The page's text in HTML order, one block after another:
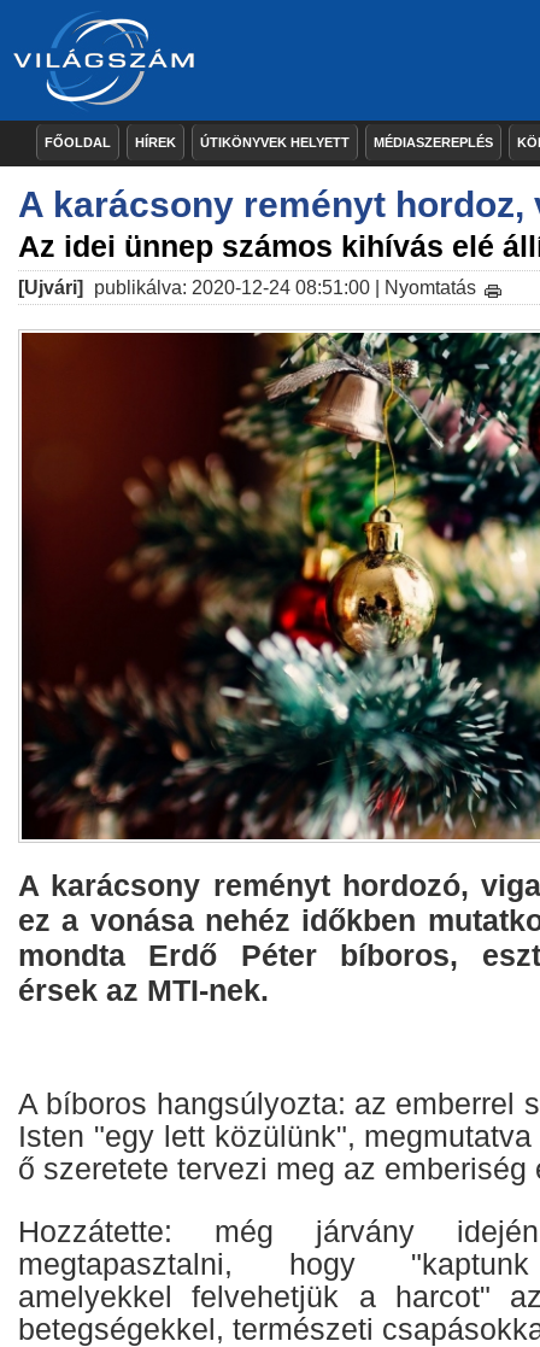
FŐOLDAL HÍREK ÚTIKÖNYVEK HELYETT MÉDIASZEREPLÉS
A karácsony reményt hordoz,
Az idei ünnep számos kihívás elé
[Ujvári] publikálva: 2020-12-24 08:51:00 | Nyomtatás
A karácsony reményt hordozó,
ez a vonása nehéz időkben
mondta Erdő Péter bíboros,
érsek az MTI-nek.
A bíboros hangsúlyozta: az emberrel
Isten "egy lett közülünk",
ő szeretete tervezi meg az emberiség
Hozzátette: még járvány
megtapasztalni, hogy
amelyekkel felvehetjük a harcot"
betegségekkel, természeti